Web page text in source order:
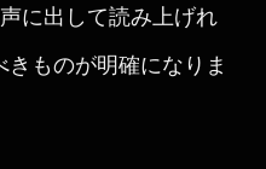
に出して読み上げれ
ものが明確になりま